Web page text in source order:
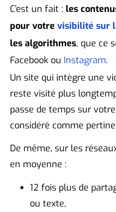
C’est un fait : les
pour votre visibilité sur
les algorithmes, que ce
Facebook ou Instagram.
Un site qui intègre une
reste visité plus
passe de temps sur
considéré comme
De même, sur les
en moyenne :
12 fois plus de
ou texte,